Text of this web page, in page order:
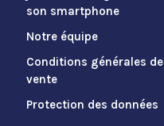
son smartphone
Notre équipe
Conditions générales de
vente
Protection des données